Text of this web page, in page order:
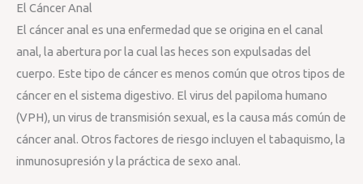
El Cáncer Anal
El cáncer anal es una enfermedad que se origina en el canal
anal, la abertura por la cual las heces son expulsadas del
cuerpo. Este tipo de cáncer es menos común que otros tipos de
cáncer en el sistema digestivo. El virus del papiloma humano
(VPH), un virus de transmisión sexual, es la causa más común de
cáncer anal. Otros factores de riesgo incluyen el tabaquismo, la
inmunosupresión y la práctica de sexo anal.